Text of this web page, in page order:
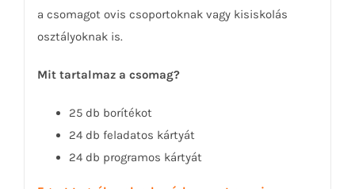
a csomagot ovis csoportoknak vagy kisiskolás
osztályoknak is.
Mit tartalmaz a csomag?
25 db borítékot
24 db feladatos kártyát
24 db programos kártyát